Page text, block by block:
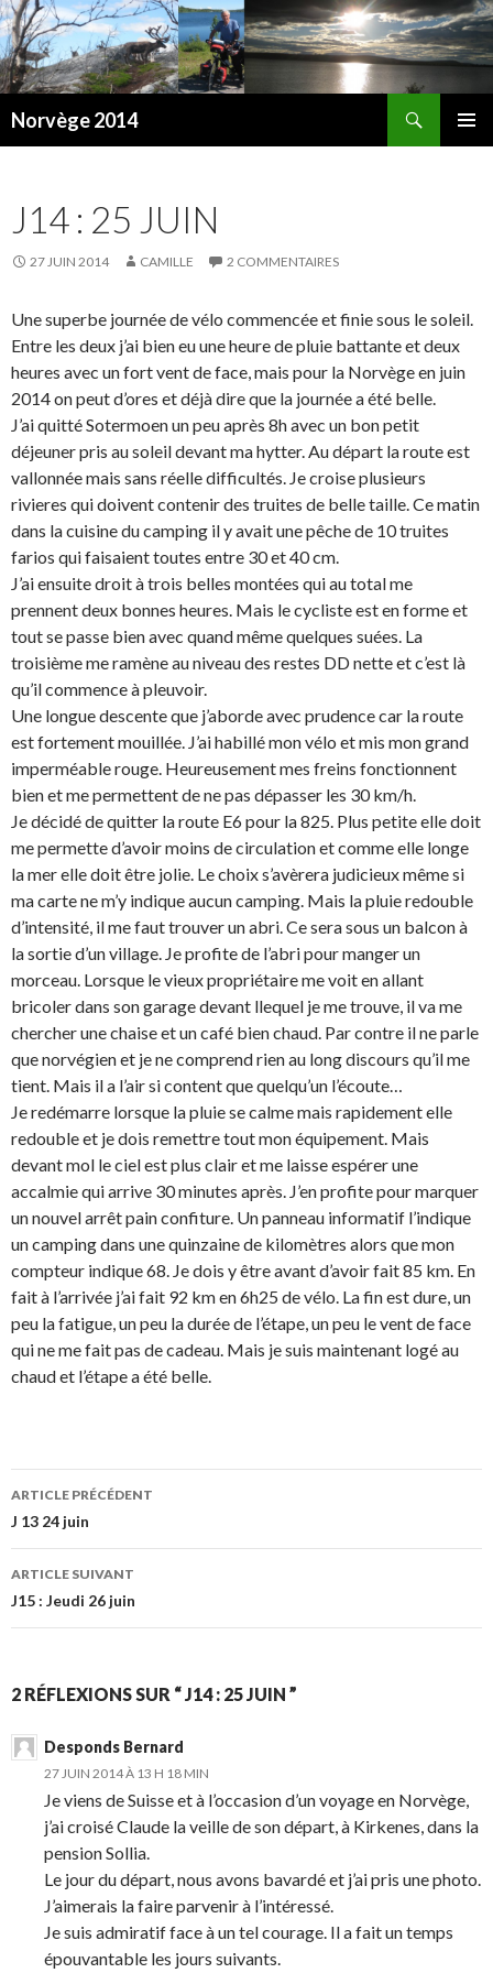
Norvège 2014
J14 : 25 JUIN
27 JUIN 2014 CAMILLE 2 COMMENTAIRES
Une superbe journée de vélo commencée et finie sous le soleil.
Entre les deux j’ai bien eu une heure de pluie battante et deux
heures avec un fort vent de face, mais pour la Norvège en juin
2014 on peut d’ores et déjà dire que la journée a été belle.
J’ai quitté Sotermoen un peu après 8h avec un bon petit
déjeuner pris au soleil devant ma hytter. Au départ la route est
vallonnée mais sans réelle difficultés. Je croise plusieurs
rivieres qui doivent contenir des truites de belle taille. Ce matin
dans la cuisine du camping il y avait une pêche de 10 truites
farios qui faisaient toutes entre 30 et 40 cm.
J’ai ensuite droit à trois belles montées qui au total me
prennent deux bonnes heures. Mais le cycliste est en forme et
tout se passe bien avec quand même quelques suées. La
troisième me ramène au niveau des restes DD nette et c’est là
qu’il commence à pleuvoir.
Une longue descente que j’aborde avec prudence car la route
est fortement mouillée. J’ai habillé mon vélo et mis mon grand
imperméable rouge. Heureusement mes freins fonctionnent
bien et me permettent de ne pas dépasser les 30 km/h.
Je décidé de quitter la route E6 pour la 825. Plus petite elle doit
me permette d’avoir moins de circulation et comme elle longe
la mer elle doit être jolie. Le choix s’avèrera judicieux même si
ma carte ne m’y indique aucun camping. Mais la pluie redouble
d’intensité, il me faut trouver un abri. Ce sera sous un balcon à
la sortie d’un village. Je profite de l’abri pour manger un
morceau. Lorsque le vieux propriétaire me voit en allant
bricoler dans son garage devant llequel je me trouve, il va me
chercher une chaise et un café bien chaud. Par contre il ne parle
que norvégien et je ne comprend rien au long discours qu’il me
tient. Mais il a l’air si content que quelqu’un l’écoute…
Je redémarre lorsque la pluie se calme mais rapidement elle
redouble et je dois remettre tout mon équipement. Mais
devant mol le ciel est plus clair et me laisse espérer une
accalmie qui arrive 30 minutes après. J’en profite pour marquer
un nouvel arrêt pain confiture. Un panneau informatif l’indique
un camping dans une quinzaine de kilomètres alors que mon
compteur indique 68. Je dois y être avant d’avoir fait 85 km. En
fait à l’arrivée j’ai fait 92 km en 6h25 de vélo. La fin est dure, un
peu la fatigue, un peu la durée de l’étape, un peu le vent de face
qui ne me fait pas de cadeau. Mais je suis maintenant logé au
chaud et l’étape a été belle.
Navigation de l’article
ARTICLE PRÉCÉDENT
J 13 24 juin
ARTICLE SUIVANT
J15 : Jeudi 26 juin
2 RÉFLEXIONS SUR “ J14 : 25 JUIN ”
Desponds Bernard
27 JUIN 2014 À 13 H 18 MIN
Je viens de Suisse et à l’occasion d’un voyage en Norvège,
j’ai croisé Claude la veille de son départ, à Kirkenes, dans la
pension Sollia.
Le jour du départ, nous avons bavardé et j’ai pris une photo.
J’aimerais la faire parvenir à l’intéressé.
Je suis admiratif face à un tel courage. Il a fait un temps
épouvantable les jours suivants.